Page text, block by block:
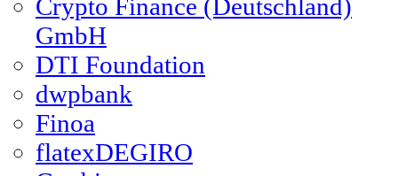
Crypto Finance (Deutschland)
GmbH
DTI Foundation
dwpbank
Finoa
flatexDEGIRO